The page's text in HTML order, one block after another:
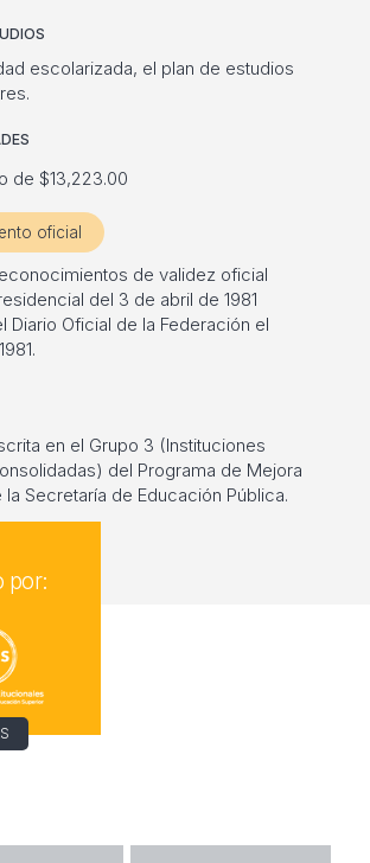
escolarizada, el plan de estudios
de $13,223.00
oficial
de validez oficial
del 3 de abril de 1981
Diario Oficial de la Federación el
en el Grupo 3 (Instituciones
del Programa de Mejora
la Secretaría de Educación Pública.
por: